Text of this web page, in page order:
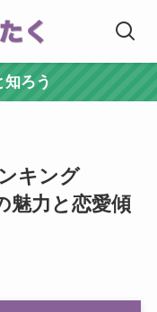
知ろう
キング
魅力と恋愛傾